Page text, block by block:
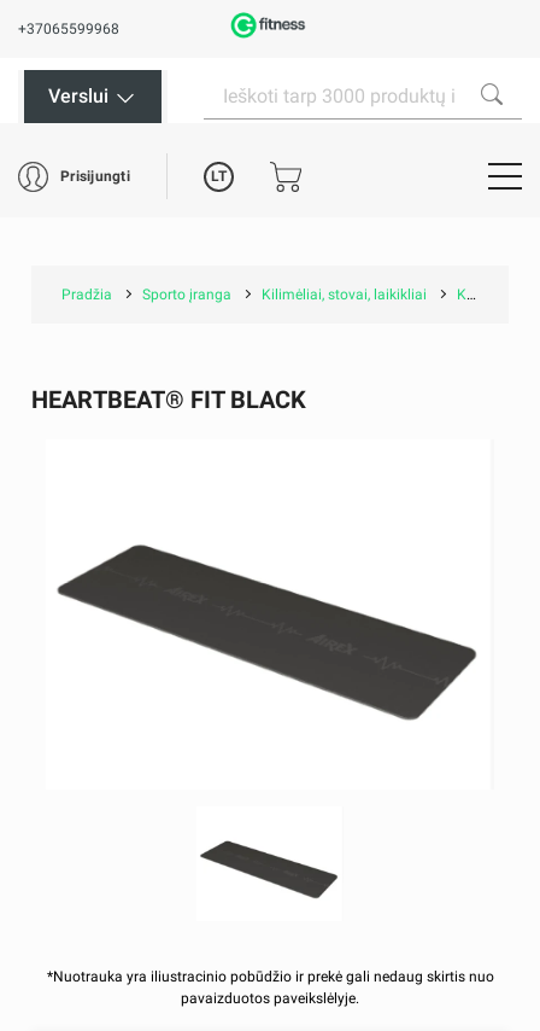
+37065599968
Verslui
Prisijungti LT
Pradžia Sporto įranga Kilimėliai, stovai, laikikliai Kilimėliai
*Nuotrauka yra iliustracinio pobūdžio ir prekė gali nedaug skirtis nuo
pavaizduotos paveikslėlyje.
HEARTBEAT® FIT BLACK